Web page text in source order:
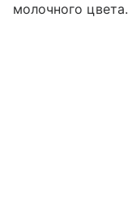
молочного цвета.